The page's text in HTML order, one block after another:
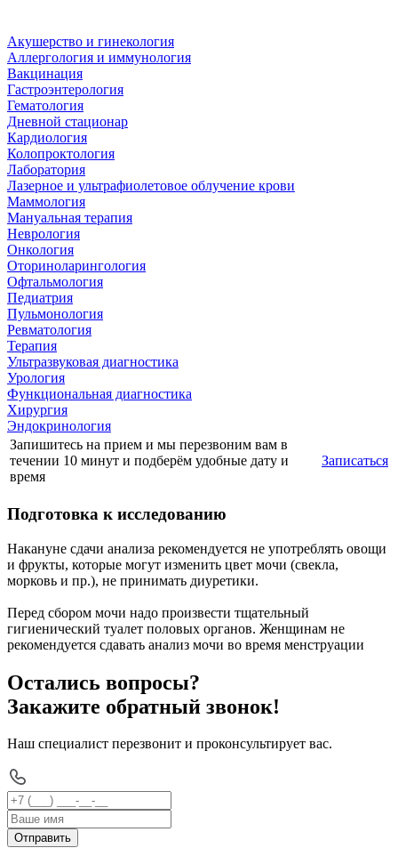
Акушерство и гинекология
Аллергология и иммунология
Вакцинация
Гастроэнтерология
Гематология
Дневной стационар
Кардиология
Колопроктология
Лаборатория
Лазерное и ультрафиолетовое облучение крови
Маммология
Мануальная терапия
Неврология
Онкология
Оториноларингология
Офтальмология
Педиатрия
Пульмонология
Ревматология
Терапия
Ультразвуковая диагностика
Урология
Функциональная диагностика
Хирургия
Эндокринология
Запишитесь на прием и мы перезвоним вам в
течении 10 минут и подберём удобные дату и
время
Записаться
Подготовка к исследованию
Накануне сдачи анализа рекомендуется не употреблять овощи
и фрукты, которые могут изменить цвет мочи (свекла,
морковь и пр.), не принимать диуретики.
Перед сбором мочи надо произвести тщательный
гигиенический туалет половых органов. Женщинам не
рекомендуется сдавать анализ мочи во время менструации
Остались вопросы?
Закажите обратный звонок!
Наш специалист перезвонит и проконсультирует вас.
Отправить